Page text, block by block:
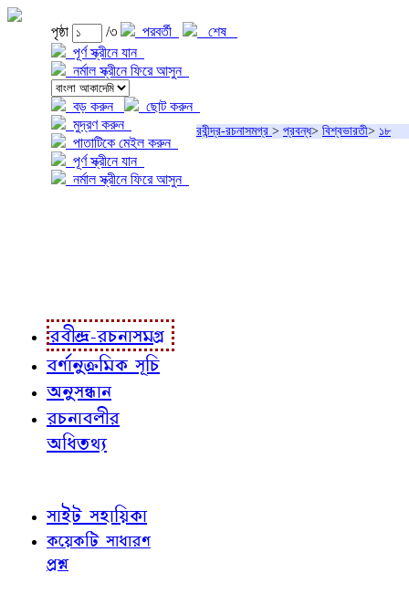
পৃষ্ঠা /৩ পরবর্তী
শেষ
পূর্ণ স্ক্রীনে যান
নর্মাল স্ক্রীনে ফিরে আসুন
বড় করুন
ছোট করুন
মুদ্রণ করুন
পাতাটিকে মেইল করুন
পূর্ণ স্ক্রীনে যান
নর্মাল স্ক্রীনে ফিরে আসুন
রবীন্দ্র-রচনাসমগ্র > প্রবন্ধ> বিশ্বভারতী> ১৮
রবীন্দ্র-রচনাসমগ্র
বর্ণানুক্রমিক সূচি
অনুসন্ধান
রচনাবলীর
অধিতথ্য
সাইট সহায়িকা
কয়েকটি সাধারণ
প্রশ্ন